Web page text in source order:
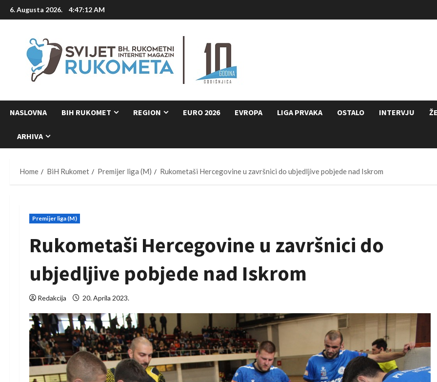
Skip
to
6. Augusta 2026. 4:47:13 AM
NASLOVNA BIH RUKOMET REGION EURO 2026 EVROPA LIGA PRVAKA OSTALO INTERVJU
ARHIVA
Home BiH Rukomet Premijer liga (M) Rukometaši Hercegovine u završnici do ubjedljive pobjede nad Iskrom
Premijer liga (M)
Rukometaši Hercegovine u završnici do
ubjedljive pobjede nad Iskrom
Redakcija 20. Aprila 2023.